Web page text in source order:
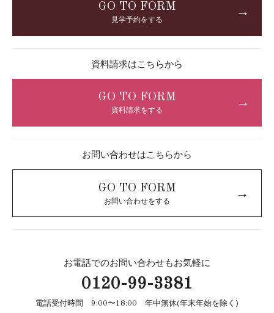
GO TO FORM
見学予約をする
→
資料請求はこちらから
GO TO FORM
資料請求をする
→
お問い合わせはこちらから
GO TO FORM
お問い合わせをする
→
お電話でのお問い合わせもお気軽に
0120-99-3381
電話受付時間 9:00〜18:00 年中無休(年末年始を除く)